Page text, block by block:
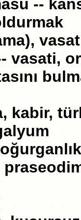
--
vasati,
kabir,